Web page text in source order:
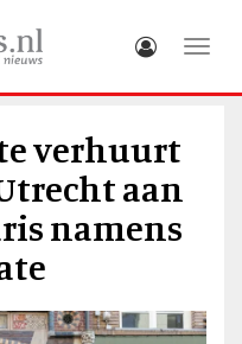
verhuurt
aan
namens